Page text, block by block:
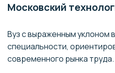
Московский
Вуз с выраженным уклоном
специальности,
современного рынка труда.